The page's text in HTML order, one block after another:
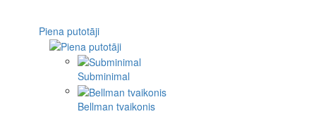
Piena putotāji
Subminimal
Bellman tvaikonis